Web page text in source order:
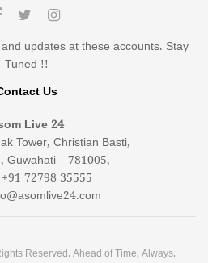
updates at these accounts. Stay
Tuned !!
Us
Live 24
Tower, Christian Basti,
Guwahati – 781005,
72798 35555
Reserved. Ahead of Time, Always.